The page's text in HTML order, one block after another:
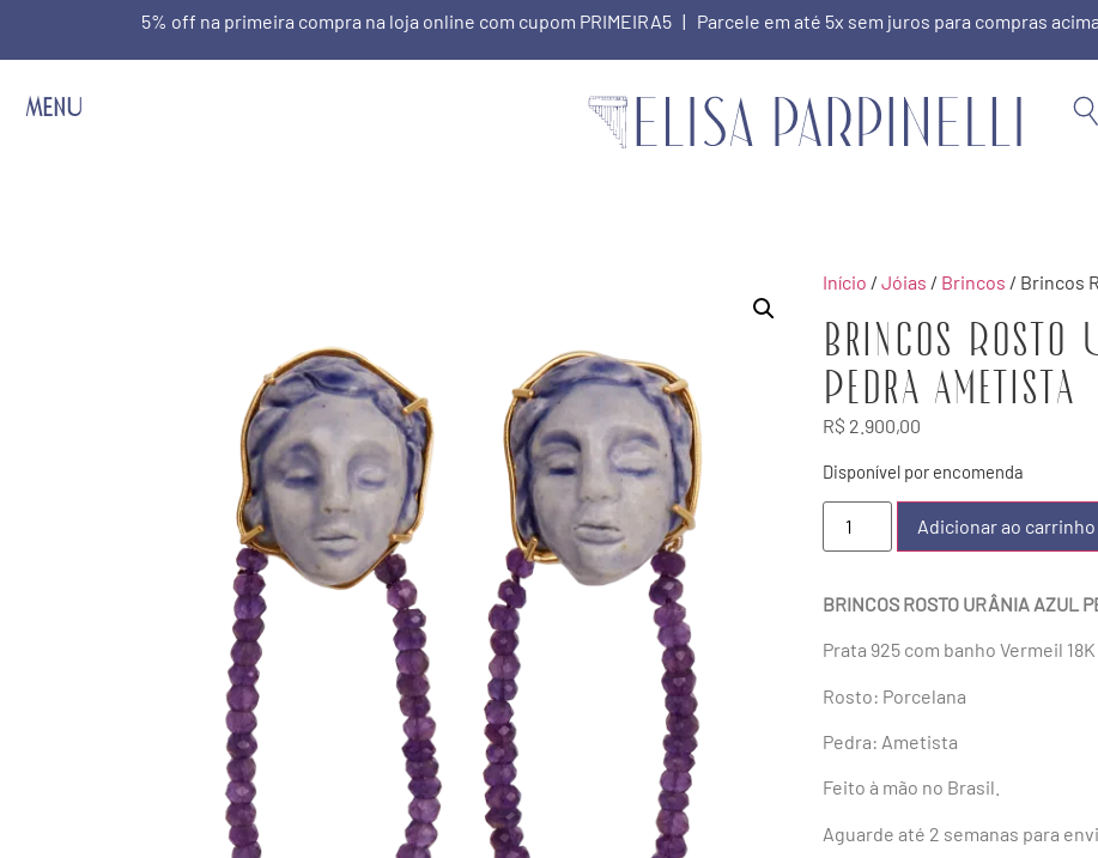
5% off na primeira compra na loja online com cupom PRIMEIRA5 | Parcele em até 5x sem juros para compras
MENU
Início / Jóias / Brincos / Brincos
Brincos Rosto
Pedra Ametista
R$ 2.900,00
Disponível por encomenda
Adicionar ao carrinho
BRINCOS ROSTO URÂNIA AZUL
Prata 925 com banho Vermeil 18K
Rosto: Porcelana
Pedra: Ametista
Feito à mão no Brasil.
Aguarde até 2 semanas para